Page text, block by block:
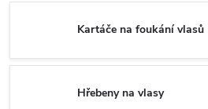
Kartáče na foukání vlasů
Hřebeny na vlasy